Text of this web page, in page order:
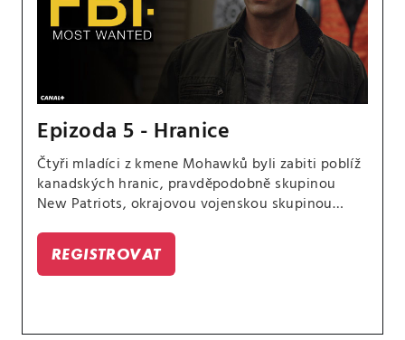
Epizoda 5 - Hranice
Čtyři mladíci z kmene Mohawků byli zabiti poblíž
kanadských hranic, pravděpodobně skupinou
New Patriots, okrajovou vojenskou skupinou
REGISTROVAT